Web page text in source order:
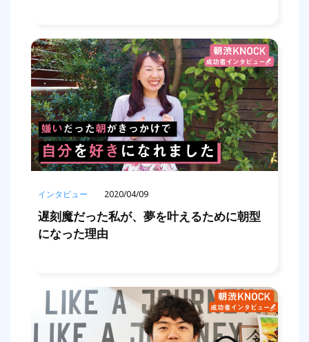
インタビュー 2020/04/09
遅刻魔だった私が、夢を叶えるために朝型
になった理由